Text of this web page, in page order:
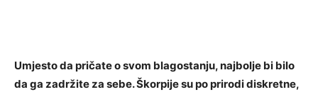
Umjesto da pričate o svom blagostanju, najbolje bi bilo
da ga zadržite za sebe. Škorpije su po prirodi diskretne,